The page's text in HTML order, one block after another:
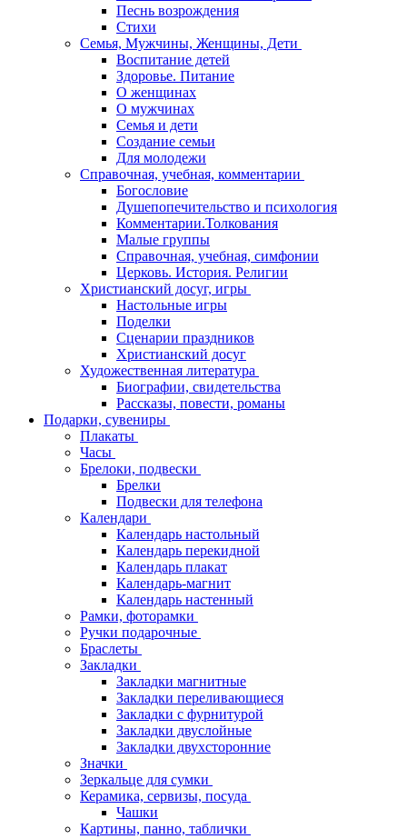
Песнь возрождения
Стихи
Семья, Мужчины, Женщины, Дети
Воспитание детей
Здоровье. Питание
О женщинах
О мужчинах
Семья и дети
Создание семьи
Для молодежи
Справочная, учебная, комментарии
Богословие
Душепопечительство и психология
Комментарии.Толкования
Малые группы
Справочная, учебная, симфонии
Церковь. История. Религии
Христианский досуг, игры
Настольные игры
Поделки
Сценарии праздников
Христианский досуг
Художественная литература
Биографии, свидетельства
Рассказы, повести, романы
Подарки, сувениры
Плакаты
Часы
Брелоки, подвески
Брелки
Подвески для телефона
Календари
Календарь настольный
Календарь перекидной
Календарь плакат
Календарь-магнит
Календарь настенный
Рамки, фоторамки
Ручки подарочные
Браслеты
Закладки
Закладки магнитные
Закладки переливающиеся
Закладки с фурнитурой
Закладки двуслойные
Закладки двухсторонние
Значки
Зеркальце для сумки
Керамика, сервизы, посуда
Чашки
Картины, панно, таблички